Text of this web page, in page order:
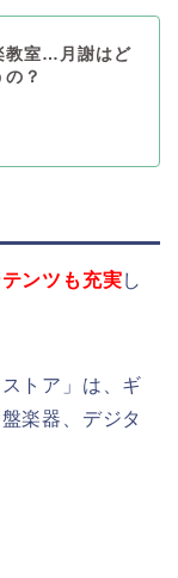
教室…月謝はど
？
ンツも充実し
トア」は、ギ
楽器、デジタ